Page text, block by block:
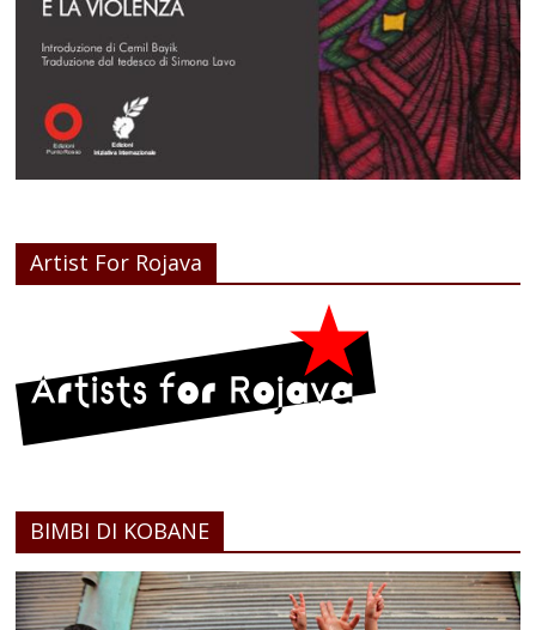
Artist For Rojava
BIMBI DI KOBANE